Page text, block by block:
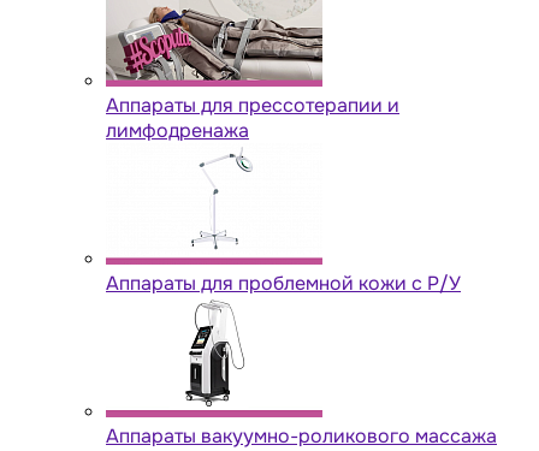
Аппараты для прессотерапии и
лимфодренажа
Аппараты для проблемной кожи с Р/У
Аппараты вакуумно-роликового массажа